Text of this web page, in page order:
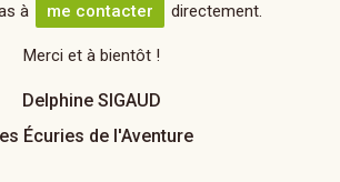
à
me contacter directement.
Merci et à bientôt !
Delphine SIGAUD
Écuries de l'Aventure